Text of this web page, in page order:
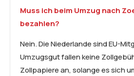
Muss ich beim Umzug nach
bezahlen?
Nein. Die Niederlande sind EU-
Umzugsgut fallen keine
Zollpapiere an, solange es sich